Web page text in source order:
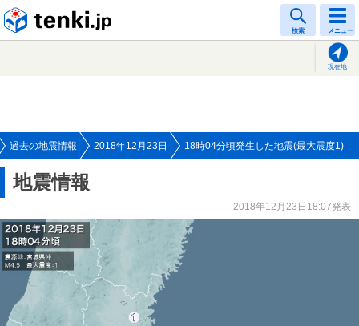
検索 メニュー
現在地
過去の地震情報 2018年12月23日 18時04分頃発生した地震(最大震度1)
地震情報
2018年12月23日18:07発表